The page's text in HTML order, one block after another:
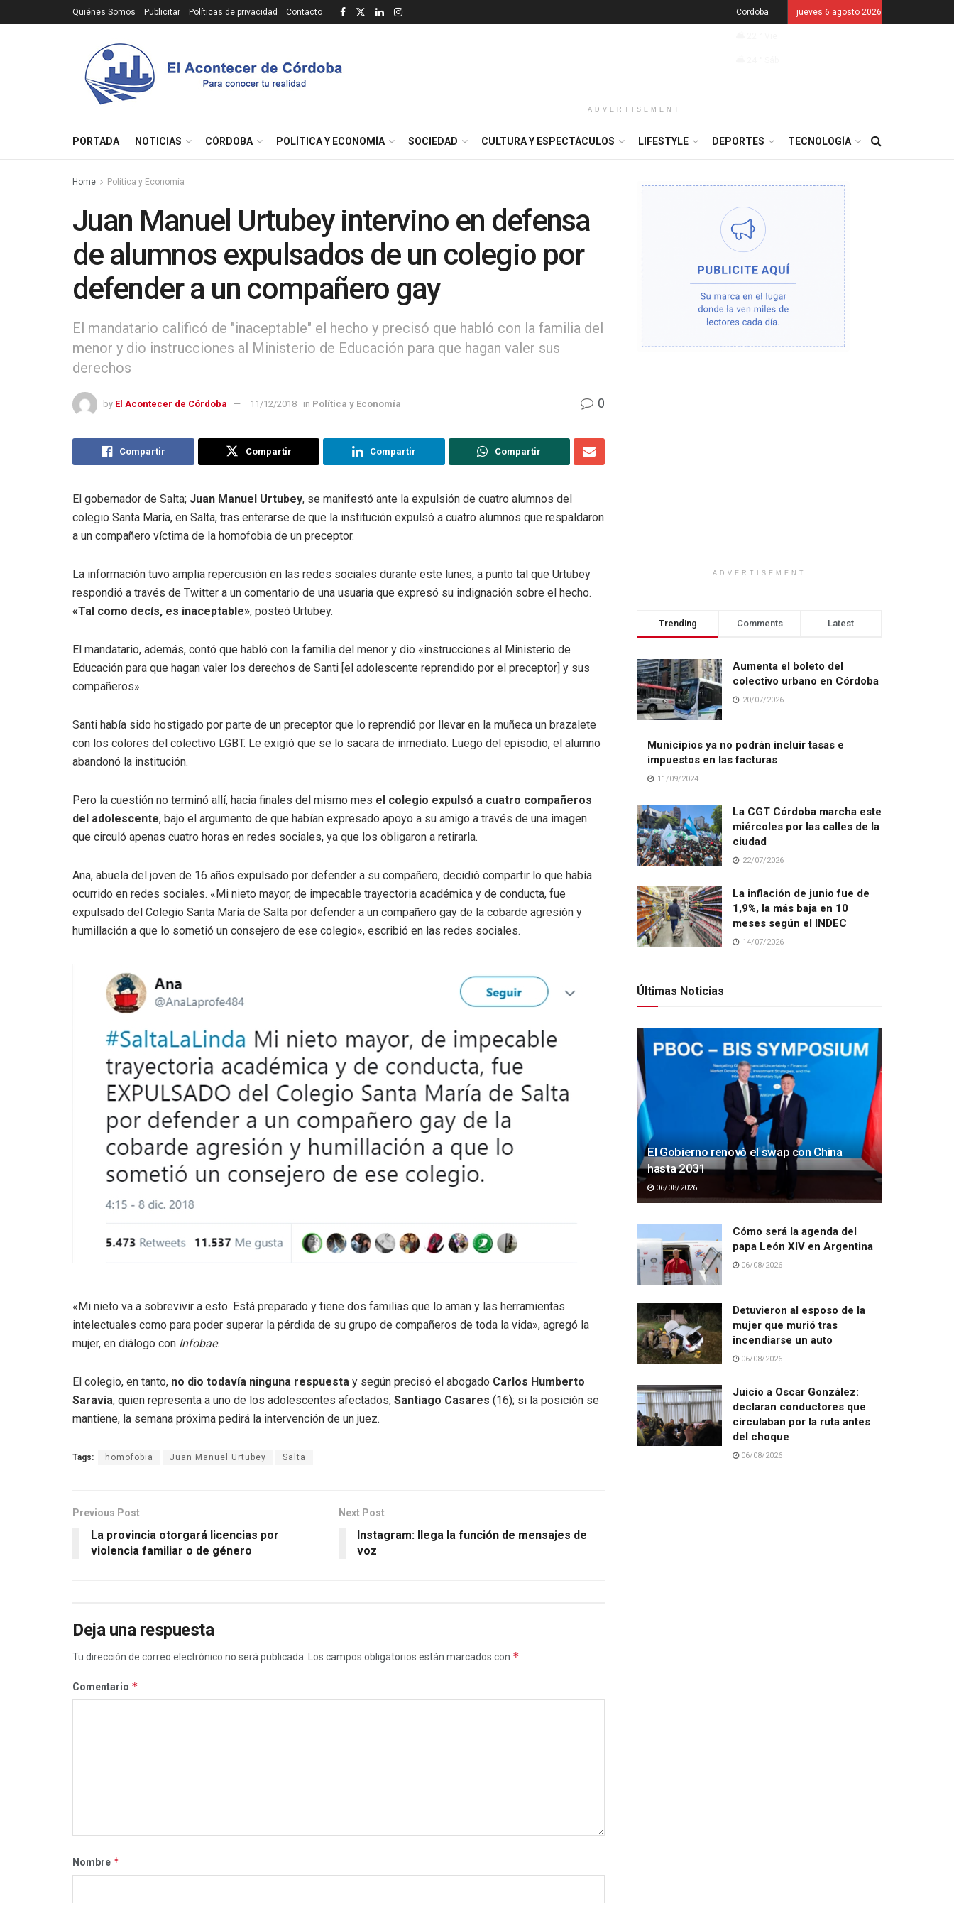
Quiénes Somos Publicitar Políticas de privacidad Contacto Cordoba jueves 6 agosto 2026
ADVERTISEMENT
PORTADA NOTICIAS CÓRDOBA POLÍTICA Y ECONOMÍA SOCIEDAD CULTURA Y ESPECTÁCULOS LIFESTYLE DEPORTES TECNOLOGÍA
Home Política y Economía
Juan Manuel Urtubey intervino en defensa
de alumnos expulsados de un colegio por
defender a un compañero gay
El mandatario calificó de "inaceptable" el hecho y precisó que habló con la familia del
menor y dio instrucciones al Ministerio de Educación para que hagan valer sus
derechos
by El Acontecer de Córdoba 11/12/2018 in Política y Economía 0
Compartir Compartir Compartir Compartir
El gobernador de Salta; Juan Manuel Urtubey, se manifestó ante la expulsión de cuatro alumnos del
colegio Santa María, en Salta, tras enterarse de que la institución expulsó a cuatro alumnos que respaldaron
a un compañero víctima de la homofobia de un preceptor.
La información tuvo amplia repercusión en las redes sociales durante este lunes, a punto tal que Urtubey
respondió a través de Twitter a un comentario de una usuaria que expresó su indignación sobre el hecho.
«Tal como decís, es inaceptable», posteó Urtubey.
El mandatario, además, contó que habló con la familia del menor y dio «instrucciones al Ministerio de
Educación para que hagan valer los derechos de Santi [el adolescente reprendido por el preceptor] y sus
compañeros».
Santi había sido hostigado por parte de un preceptor que lo reprendió por llevar en la muñeca un brazalete
con los colores del colectivo LGBT. Le exigió que se lo sacara de inmediato. Luego del episodio, el alumno
abandonó la institución.
Pero la cuestión no terminó allí, hacia finales del mismo mes el colegio expulsó a cuatro compañeros
del adolescente, bajo el argumento de que habían expresado apoyo a su amigo a través de una imagen
que circuló apenas cuatro horas en redes sociales, ya que los obligaron a retirarla.
Ana, abuela del joven de 16 años expulsado por defender a su compañero, decidió compartir lo que había
ocurrido en redes sociales. «Mi nieto mayor, de impecable trayectoria académica y de conducta, fue
expulsado del Colegio Santa María de Salta por defender a un compañero gay de la cobarde agresión y
humillación a que lo sometió un consejero de ese colegio», escribió en las redes sociales.
«Mi nieto va a sobrevivir a esto. Está preparado y tiene dos familias que lo aman y las herramientas
intelectuales como para poder superar la pérdida de su grupo de compañeros de toda la vida», agregó la
mujer, en diálogo con Infobae.
El colegio, en tanto, no dio todavía ninguna respuesta y según precisó el abogado Carlos Humberto
Saravia, quien representa a uno de los adolescentes afectados, Santiago Casares (16); si la posición se
mantiene, la semana próxima pedirá la intervención de un juez.
Tags: homofobia Juan Manuel Urtubey Salta
Previous Post
La provincia otorgará licencias por
violencia familiar o de género
Next Post
Instagram: llega la función de mensajes de
voz
Deja una respuesta
Tu dirección de correo electrónico no será publicada. Los campos obligatorios están marcados con *
Comentario *
Nombre *
ADVERTISEMENT
Trending Comments Latest
Aumenta el boleto del
colectivo urbano en Córdoba
20/07/2026
Municipios ya no podrán incluir tasas e
impuestos en las facturas
11/09/2024
La CGT Córdoba marcha este
miércoles por las calles de la
ciudad
22/07/2026
La inflación de junio fue de
1,9%, la más baja en 10
meses según el INDEC
14/07/2026
Últimas Noticias
El Gobierno renovó el swap con China
hasta 2031
06/08/2026
Cómo será la agenda del
papa León XIV en Argentina
06/08/2026
Detuvieron al esposo de la
mujer que murió tras
incendiarse un auto
06/08/2026
Juicio a Oscar González:
declaran conductores que
circulaban por la ruta antes
del choque
06/08/2026